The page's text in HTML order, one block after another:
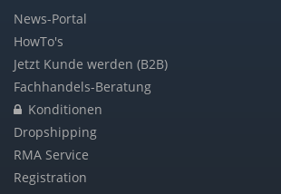
News-Portal
HowTo's
Jetzt Kunde werden (B2B)
Fachhandels-Beratung
Konditionen
Dropshipping
RMA Service
Registration